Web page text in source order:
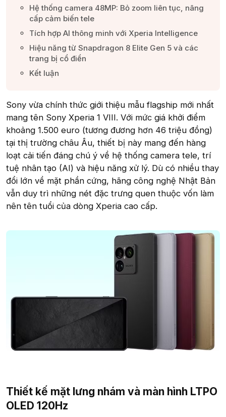
Hệ thống camera 48MP: Bỏ zoom liên tục, nâng
cấp cảm biến tele​
Tích hợp AI thông minh với Xperia Intelligence​
Hiệu năng từ Snapdragon 8 Elite Gen 5 và các
trang bị cổ điển​
Kết luận​
Sony vừa chính thức giới thiệu mẫu flagship mới nhất
mang tên Sony Xperia 1 VIII. Với mức giá khởi điểm
khoảng 1.500 euro (tương đương hơn 46 triệu đồng)
tại thị trường châu Âu, thiết bị này mang đến hàng
loạt cải tiến đáng chú ý về hệ thống camera tele, trí
tuệ nhân tạo (AI) và hiệu năng xử lý. Dù có nhiều thay
đổi lớn về mặt phần cứng, hãng công nghệ Nhật Bản
vẫn duy trì những nét đặc trưng quen thuộc vốn làm
nên tên tuổi của dòng Xperia cao cấp.
Thiết kế mặt lưng nhám và màn hình LTPO
OLED 120Hz​